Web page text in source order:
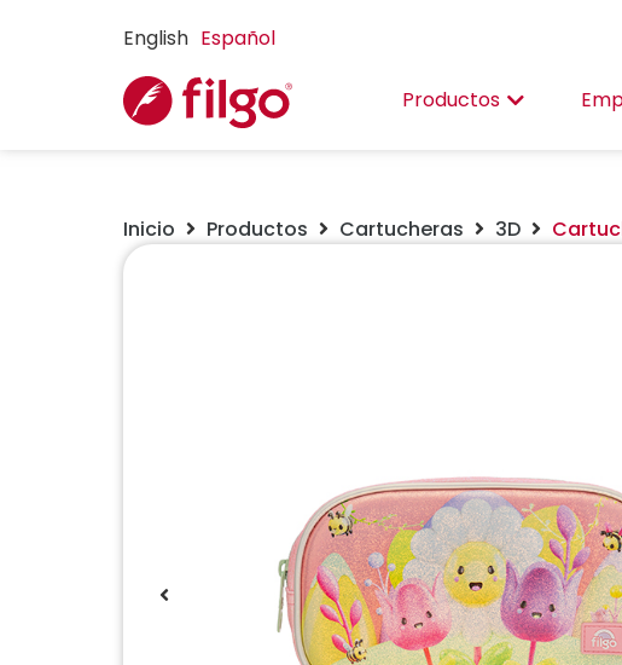
English Español
Productos
Inicio Productos Cartucheras 3D